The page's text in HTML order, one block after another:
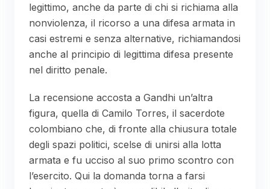
legittimo, anche da parte di chi si richiama alla
nonviolenza, il ricorso a una difesa armata in
casi estremi e senza alternative, richiamandosi
anche al principio di legittima difesa presente
nel diritto penale.
La recensione accosta a Gandhi un’altra
figura, quella di Camilo Torres, il sacerdote
colombiano che, di fronte alla chiusura totale
degli spazi politici, scelse di unirsi alla lotta
armata e fu ucciso al suo primo scontro con
l’esercito. Qui la domanda torna a farsi